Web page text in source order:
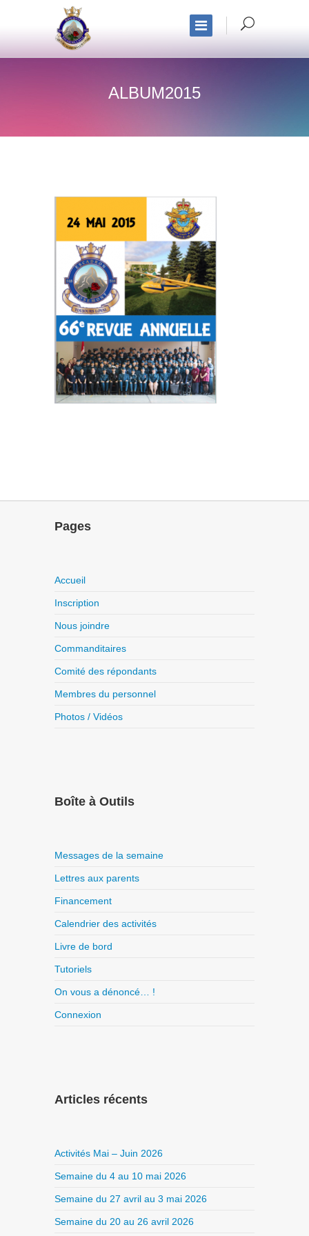
ALBUM2015
Pages
Accueil
Inscription
Nous joindre
Commanditaires
Comité des répondants
Membres du personnel
Photos / Vidéos
Boîte à Outils
Messages de la semaine
Lettres aux parents
Financement
Calendrier des activités
Livre de bord
Tutoriels
On vous a dénoncé… !
Connexion
Articles récents
Activités Mai – Juin 2026
Semaine du 4 au 10 mai 2026
Semaine du 27 avril au 3 mai 2026
Semaine du 20 au 26 avril 2026